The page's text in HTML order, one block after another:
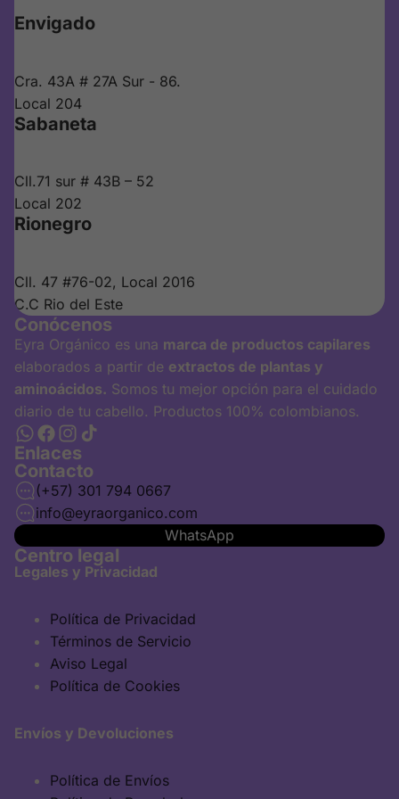
Envigado
Cra. 43A # 27A Sur - 86.
Local 204
Sabaneta
Cll.71 sur # 43B – 52
Local 202
Rionegro
Cll. 47 #76-02, Local 2016
C.C Rio del Este
Conócenos
Eyra Orgánico es una marca de productos capilares
elaborados a partir de extractos de plantas y
aminoácidos. Somos tu mejor opción para el cuidado
diario de tu cabello. Productos 100% colombianos.
Enlaces
Contacto
(+57) 301 794 0667
info@eyraorganico.com
WhatsApp
Centro legal
Legales y Privacidad
Política de Privacidad
Términos de Servicio
Aviso Legal
Política de Cookies
Envíos y Devoluciones
Política de Envíos